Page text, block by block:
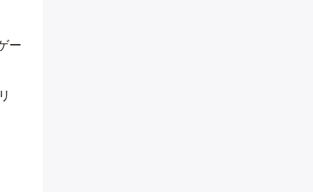
ー